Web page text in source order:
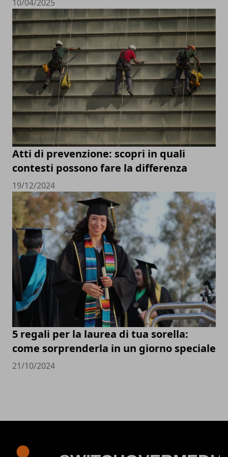
10/04/2025
Atti di prevenzione: scopri in quali
contesti possono fare la differenza
19/12/2024
5 regali per la laurea di tua sorella:
come sorprenderla in un giorno speciale
21/10/2024